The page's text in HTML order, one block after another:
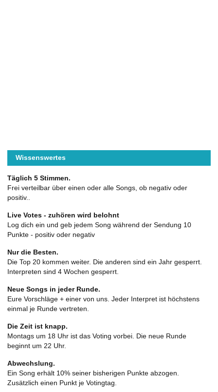
Wissenswertes
Täglich 5 Stimmen.
Frei verteilbar über einen oder alle Songs, ob negativ oder
positiv..
Live Votes - zuhören wird belohnt
Log dich ein und geb jedem Song während der Sendung 10
Punkte - positiv oder negativ
Nur die Besten.
Die Top 20 kommen weiter. Die anderen sind ein Jahr gesperrt.
Interpreten sind 4 Wochen gesperrt.
Neue Songs in jeder Runde.
Eure Vorschläge + einer von uns. Jeder Interpret ist höchstens
einmal je Runde vertreten.
Die Zeit ist knapp.
Montags um 18 Uhr ist das Voting vorbei. Die neue Runde
beginnt um 22 Uhr.
Abwechslung.
Ein Song erhält 10% seiner bisherigen Punkte abzogen.
Zusätzlich einen Punkt je Votingtag.